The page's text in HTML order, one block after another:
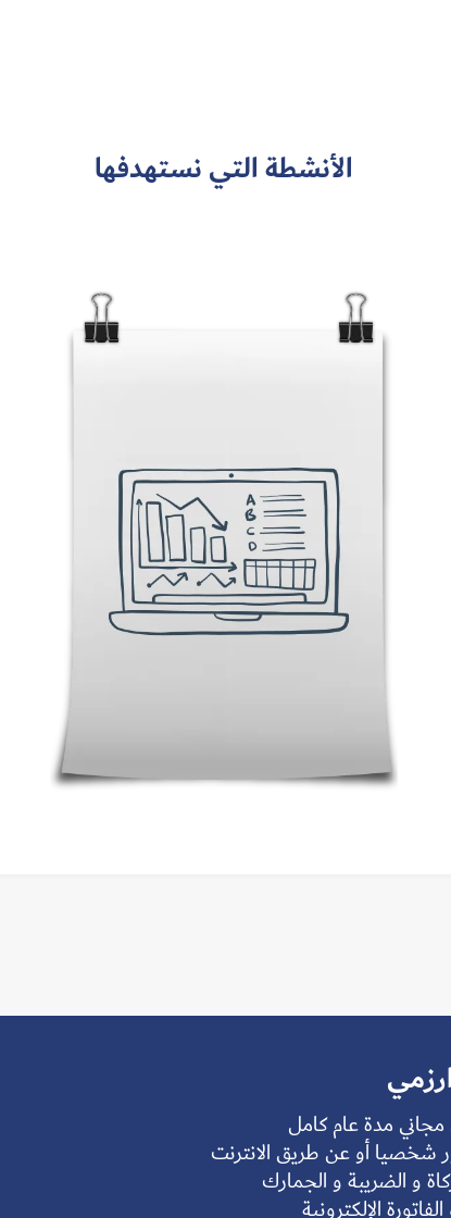
الأنشطة التي نستهدفها
مدة عام كامل
شخصيا أو عن طريق الانترنت
و الضريبة و الجمارك